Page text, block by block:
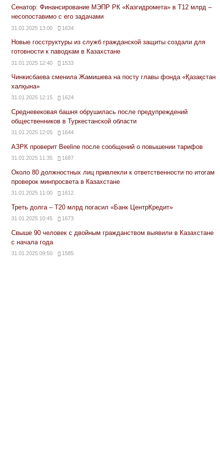
Сенатор: Финансирование МЭПР РК «Казгидромета» в Т12 млрд –
несопоставимо с его задачами
31.01.2025 13:00 1634
Новые госструктуры из служб гражданской защиты создали для
готовности к паводкам в Казахстане
31.01.2025 12:40 1533
Чинкисбаева сменила Жамишева на посту главы фонда «Қазақстан
халқына»
31.01.2025 12:15 1624
Средневековая башня обрушилась после предупреждений
общественников в Туркестанской области
31.01.2025 12:05 1644
АЗРК проверит Beeline после сообщений о повышении тарифов
31.01.2025 11:35 1687
Около 80 должностных лиц привлекли к ответственности по итогам
проверок минпросвета в Казахстане
31.01.2025 11:00 1612
Треть долга – Т20 млрд погасил «Банк ЦентрКредит»
31.01.2025 10:45 1673
Свыше 90 человек с двойным гражданством выявили в Казахстане
с начала года
31.01.2025 09:50 1585